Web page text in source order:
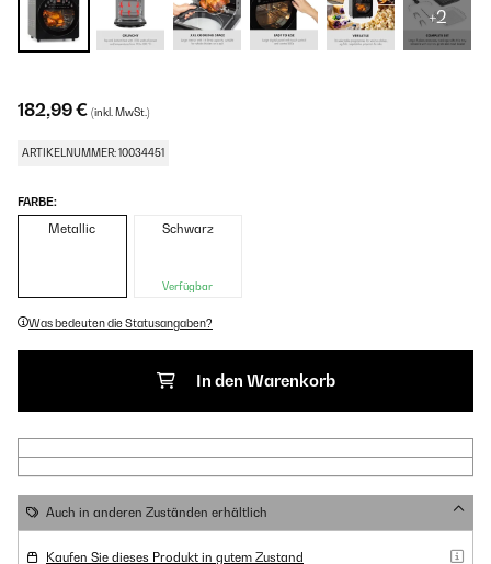
+2
182,99 € (inkl. MwSt.)
ARTIKELNUMMER: 10034451
FARBE:
Metallic Schwarz
Verfügbar
Was bedeuten die Statusangaben?
In den Warenkorb
Auch in anderen Zuständen erhältlich
Kaufen Sie dieses Produkt in gutem Zustand